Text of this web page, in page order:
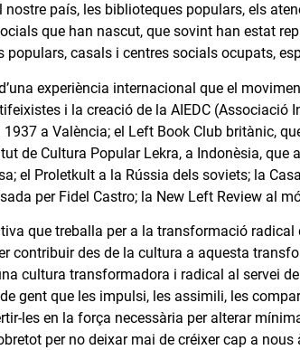
nostre país, les biblioteques populars, els
que han nascut, que sovint han estat
populars, casals i centres socials ocupats,
experiència internacional que el
i la creació de la AIEDC
a València; el Left Book Club britànic,
de Cultura Popular Lekra, a Indonèsia,
el Proletkult a la Rússia dels soviets; la
per Fidel Castro; la New Left Review al
que treballa per a la transformació
contribuir des de la cultura a aquesta
cultura transformadora i radical al servei
gent que les impulsi, les assimili, les
les en la força necessària per alterar
per no deixar mai de créixer cap a